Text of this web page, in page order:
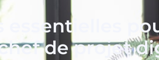
essentielles
de projet